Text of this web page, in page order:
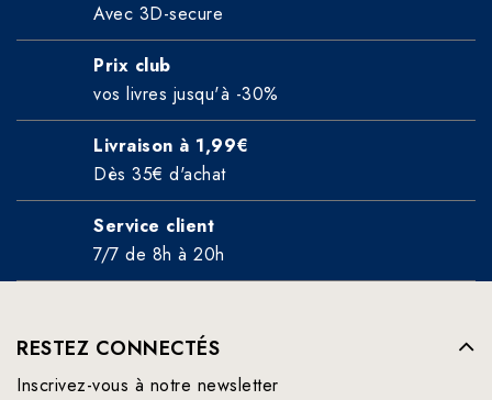
Avec 3D-secure
Prix club
vos livres jusqu'à -30%
Livraison à 1,99€
Dès 35€ d'achat
Service client
7/7 de 8h à 20h
RESTEZ CONNECTÉS
Inscrivez-vous à notre newsletter